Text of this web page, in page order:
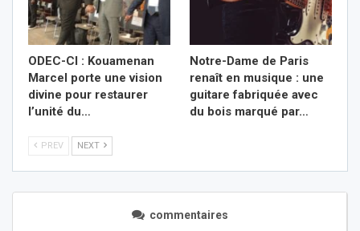
ODEC-CI : Kouamenan
Marcel porte une vision
divine pour restaurer
l’unité du…
Notre-Dame de Paris
renaît en musique : une
guitare fabriquée avec
du bois marqué par…
PREV NEXT
commentaires